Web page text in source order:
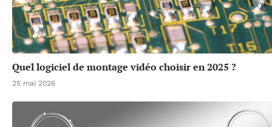
Quel logiciel de montage vidéo choisir en 2025 ?
25 mai 2026